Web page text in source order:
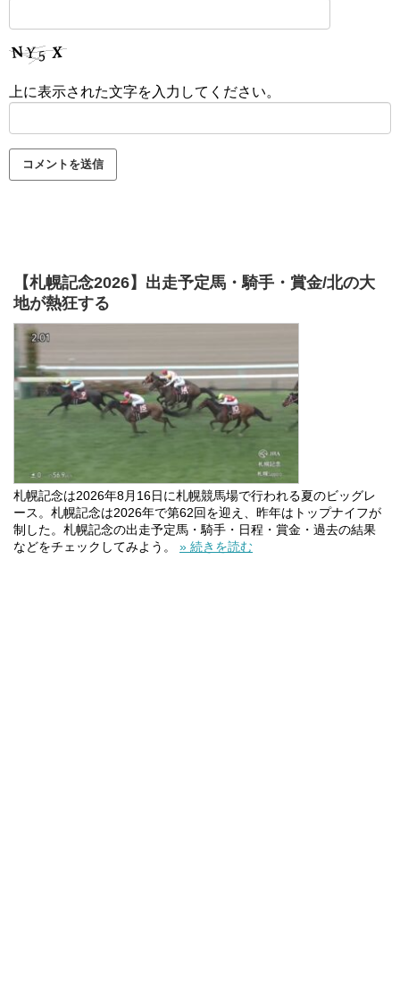
上に表示された文字を入力してください。
【札幌記念2026】出走予定馬・騎手・賞金/北の大
地が熱狂する
札幌記念は2026年8月16日に札幌競馬場で行われる夏のビッグレ
ース。札幌記念は2026年で第62回を迎え、昨年はトップナイフが
制した。札幌記念の出走予定馬・騎手・日程・賞金・過去の結果
などをチェックしてみよう。 » 続きを読む